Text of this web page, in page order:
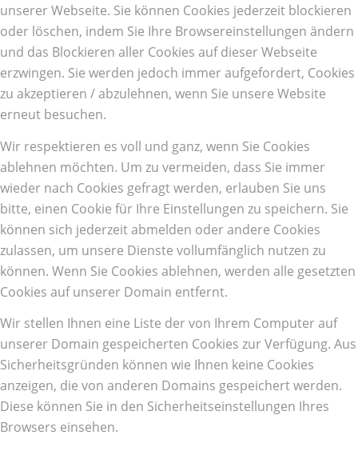
unserer Webseite. Sie können Cookies jederzeit blockieren
oder löschen, indem Sie Ihre Browsereinstellungen ändern
und das Blockieren aller Cookies auf dieser Webseite
erzwingen. Sie werden jedoch immer aufgefordert, Cookies
zu akzeptieren / abzulehnen, wenn Sie unsere Website
erneut besuchen.
Wir respektieren es voll und ganz, wenn Sie Cookies
ablehnen möchten. Um zu vermeiden, dass Sie immer
wieder nach Cookies gefragt werden, erlauben Sie uns
bitte, einen Cookie für Ihre Einstellungen zu speichern. Sie
können sich jederzeit abmelden oder andere Cookies
zulassen, um unsere Dienste vollumfänglich nutzen zu
können. Wenn Sie Cookies ablehnen, werden alle gesetzten
Cookies auf unserer Domain entfernt.
Wir stellen Ihnen eine Liste der von Ihrem Computer auf
unserer Domain gespeicherten Cookies zur Verfügung. Aus
Sicherheitsgründen können wie Ihnen keine Cookies
anzeigen, die von anderen Domains gespeichert werden.
Diese können Sie in den Sicherheitseinstellungen Ihres
Browsers einsehen.